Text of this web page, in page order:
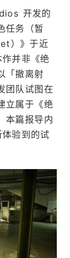
开发的
任务（暂
）》于近
并非《绝
「撤离射
团队试图在
立属于《绝
本篇报导内
验到的试